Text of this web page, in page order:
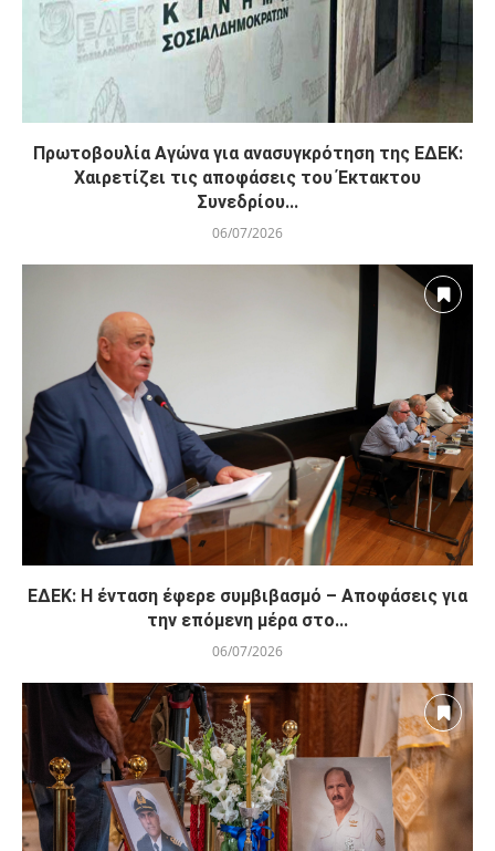
Πρωτοβουλία Αγώνα για ανασυγκρότηση της ΕΔΕΚ:
Χαιρετίζει τις αποφάσεις του Έκτακτου
Συνεδρίου...
06/07/2026
ΕΔΕΚ: Η ένταση έφερε συμβιβασμό – Αποφάσεις για
την επόμενη μέρα στο...
06/07/2026